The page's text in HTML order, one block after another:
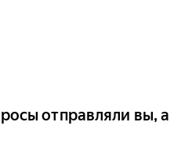
отправляли вы, а